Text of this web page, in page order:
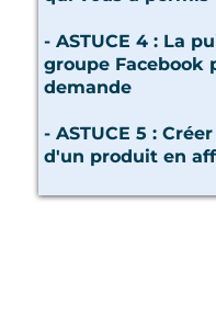
- ASTUCE 4 : La
groupe Facebook
demande
- ASTUCE 5 :
d'un produit en